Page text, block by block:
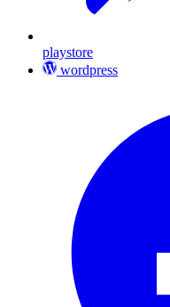
playstore
wordpress